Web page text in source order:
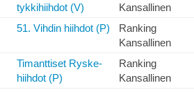
tykkihiihdot (V)
Kansallinen
51. Vihdin hiihdot (P)
Ranking
Kansallinen
Timanttiset Ryske-
hiihdot (P)
Ranking
Kansallinen